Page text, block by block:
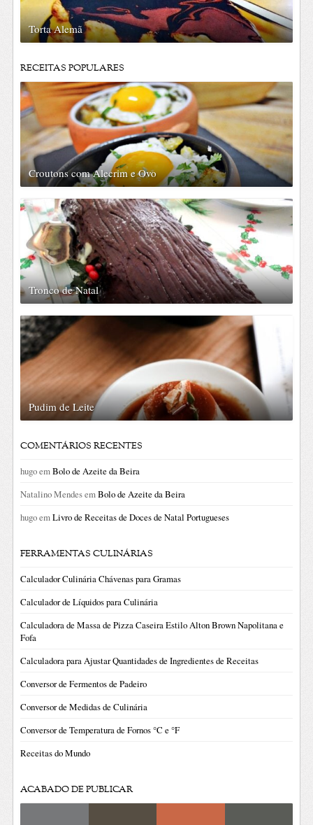
Torta Alemã
RECEITAS POPULARES
Croutons com Alecrim e Ovo
Tronco de Natal
Pudim de Leite
COMENTÁRIOS RECENTES
hugoemBolo de Azeite da Beira
Natalino MendesemBolo de Azeite da Beira
hugoemLivro de Receitas de Doces de Natal Portugueses
FERRAMENTAS CULINÁRIAS
Calculador Culinária Chávenas para Gramas
Calculador de Líquidos para Culinária
Calculadora de Massa de Pizza Caseira Estilo Alton Brown Napolitana e
Fofa
Calculadora para Ajustar Quantidades de Ingredientes de Receitas
Conversor de Fermentos de Padeiro
Conversor de Medidas de Culinária
Conversor de Temperatura de Fornos °C e °F
Receitas do Mundo
ACABADO DE PUBLICAR